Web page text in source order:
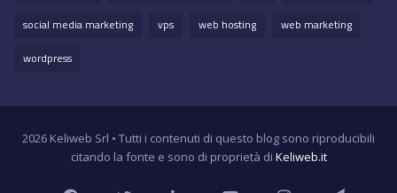
social media marketing
vps web hosting
web marketing
wordpress
2026 Keliweb Srl • Tutti i contenuti di questo blog sono riproducibili
citando la fonte e sono di proprietà di Keliweb.it